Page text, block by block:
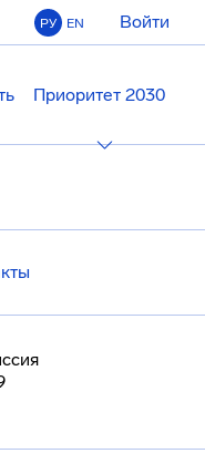
РУ EN Войти
Приоритет 2030